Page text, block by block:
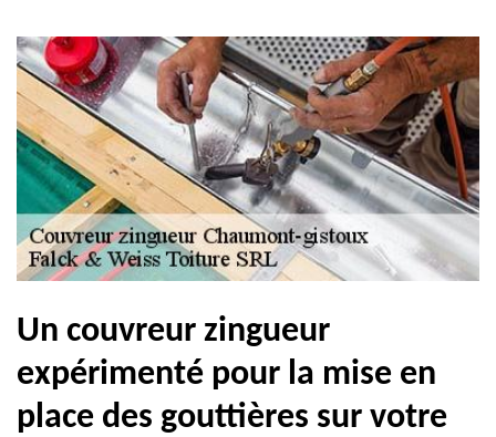
Un couvreur zingueur
expérimenté pour la mise en
place des gouttières sur votre